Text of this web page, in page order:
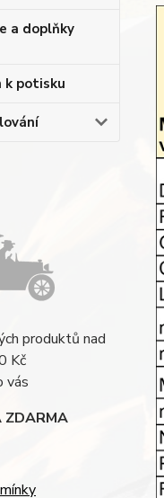
a doplňky
k potisku
produktů nad
Kč
vás
ZDARMA